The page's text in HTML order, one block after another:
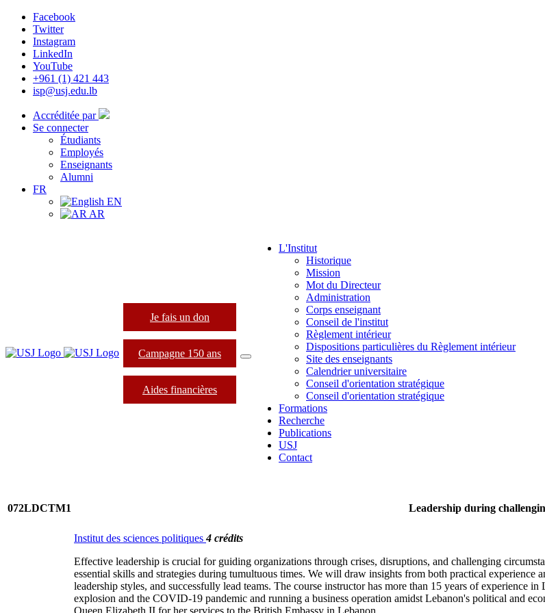
Facebook
Twitter
Instagram
LinkedIn
YouTube
+961 (1) 421 443
isp@usj.edu.lb
Accréditée par
Se connecter
Étudiants
Employés
Enseignants
Alumni
FR
EN
AR
Je fais un don
Campagne 150 ans
Aides financières
L'Institut
Historique
Mission
Mot du Directeur
Administration
Corps enseignant
Conseil de l'institut
Règlement intérieur
Dispositions particulières du Règlement intérieur
Site des enseignants
Calendrier universitaire
Conseil d'orientation stratégique
Conseil d'orientation stratégique
Formations
Recherche
Publications
USJ
Contact
072LDCTM1 Leadership during
Institut des sciences politiques4 crédits
Effective leadership is crucial for guiding organizations through crises, disruptions, and challenging
essential skills and strategies during tumultuous times. We will draw insights from both practical experience
leadership styles, and successfully lead teams. The course instructor has more than 15 years of
explosion and the COVID-19 pandemic and running a business operation amidst Lebanon's political and
Queen Elizabeth II for her services to the British Embassy in Lebanon